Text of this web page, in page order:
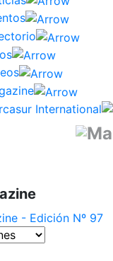
International